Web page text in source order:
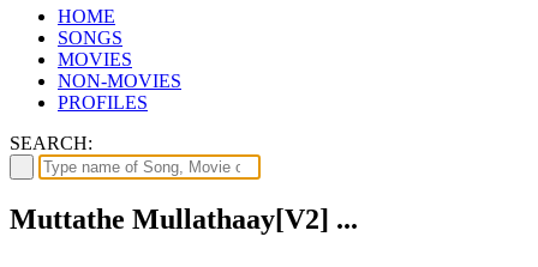
HOME
SONGS
MOVIES
NON-MOVIES
PROFILES
SEARCH:
Muttathe Mullathaay[V2] ...